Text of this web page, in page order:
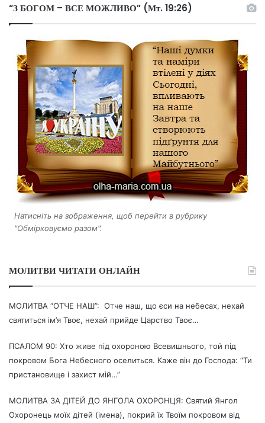
“З БОГОМ – ВСЕ МОЖЛИВО” (Мт. 19:26)
Натисніть на зображення, щоб перейти в рубрику
"Обмірковуємо разом".
МОЛИТВИ ЧИТАТИ ОНЛАЙН
МОЛИТВА “ОТЧЕ НАШ”: Отче наш, що єси на небесах, нехай
святиться ім’я Твоє, нехай прийде Царство Твоє…
ПСАЛОМ 90: Хто живе під охороною Всевишнього, той під
покровом Бога Небесного оселиться. Каже він до Господа: “Ти
пристановище і захист мій…”
МОЛИТВА ЗА ДІТЕЙ ДО ЯНГОЛА ОХОРОНЦЯ: Святий Янгол
Охоронець моїх дітей (імена), покрий їх Твоїм покровом від